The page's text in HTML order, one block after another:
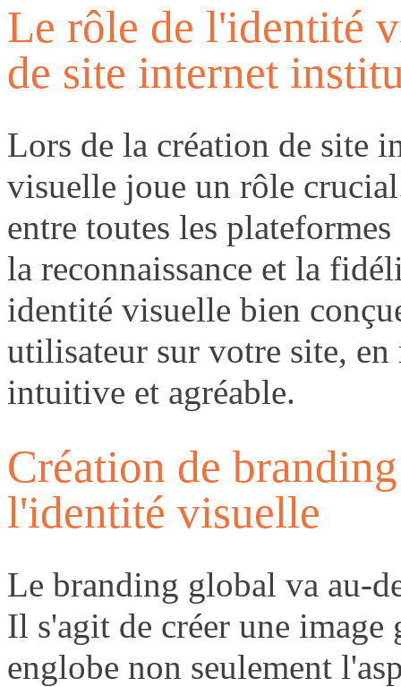
Le rôle de l'identité
de site internet
Lors de la création de site
visuelle joue un rôle
entre toutes les
la reconnaissance et la
identité visuelle bien
utilisateur sur votre site,
intuitive et agréable.
Création de
l'identité visuelle
Le branding global va au-
Il s'agit de créer une
englobe non seulement